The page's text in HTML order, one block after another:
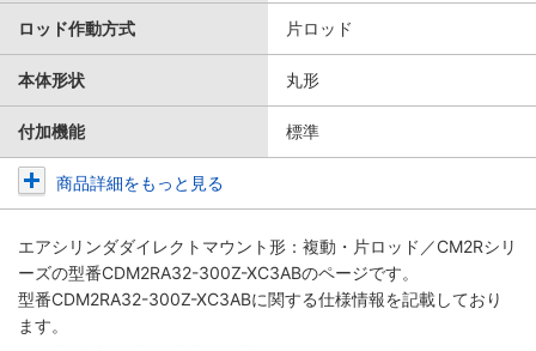
ロッド作動方式 片ロッド
本体形状 丸形
付加機能 標準
商品詳細をもっと見る
エアシリンダダイレクトマウント形：複動・片ロッド／CM2Rシリ
ーズの型番CDM2RA32-300Z-XC3ABのページです。
型番CDM2RA32-300Z-XC3ABに関する仕様情報を記載しており
ます。